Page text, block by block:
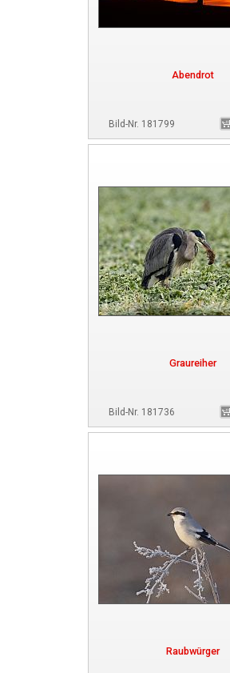
Abendrot
Bild-Nr. 181799
Graureiher
Bild-Nr. 181736
Raubwürger